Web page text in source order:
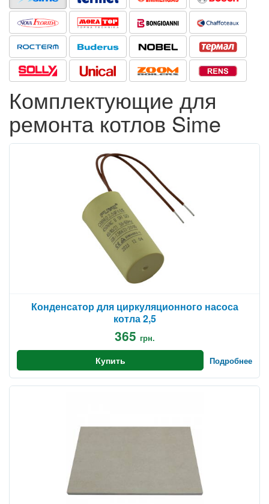
Комплектующие для
ремонта котлов Sime
Конденсатор для циркуляционного насоса
котла 2,5
365 грн.
Купить Подробнее